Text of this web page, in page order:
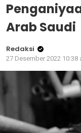
Arab Saudi
Redaksi
27 Desember 2022 10:38